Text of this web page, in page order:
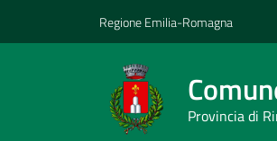
Regione Emilia-Romagna
Provincia di